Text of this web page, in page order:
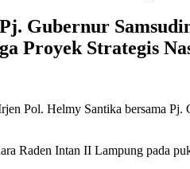
Gubernur
Proyek Strategis
Pol. Helmy Santika bersama
Raden Intan II Lampung pada